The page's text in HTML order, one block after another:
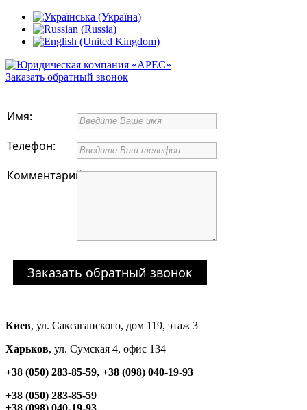
Заказать обратный звонок
Имя:
Телефон:
Комментарий:
Заказать обратный звонок
Киев, ул. Cаксаганского, дом 119, этаж 3
Харьков, ул. Сумская 4, офис 134
+38 (050) 283-85-59, +38 (098) 040-19-93
+38 (050) 283-85-59
+38 (098) 040-19-93